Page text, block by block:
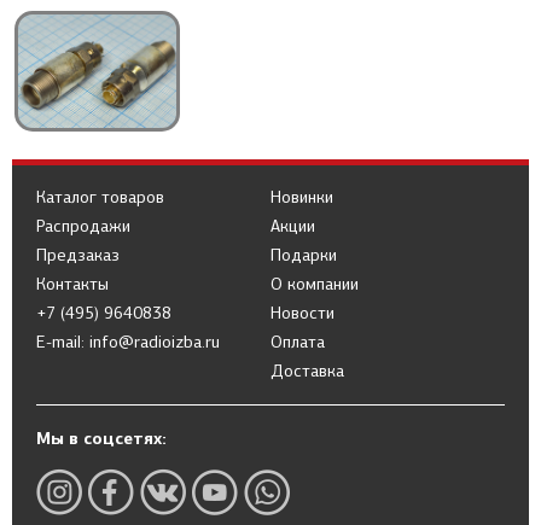
Каталог товаров
Распродажи
Предзаказ
Новинки
Акции
Подарки
Контакты
+7 (495) 9640838
E-mail: info@radioizba.ru
О компании
Новости
Оплата
Доставка
Мы в соцсетях: